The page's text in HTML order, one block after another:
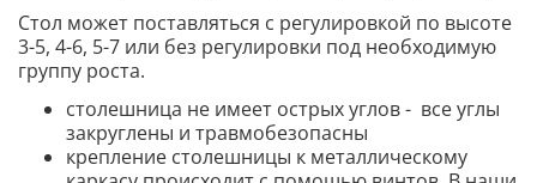
Стол может поставляться с регулировкой по высоте
3-5, 4-6, 5-7 или без регулировки под необходимую
группу роста.
столешница не имеет острых углов - все углы
закруглены и травмобезопасны
крепление столешницы к металлическому